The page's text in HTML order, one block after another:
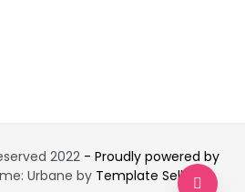
2022 - Proudly powered by
Urbane by Template Sell.